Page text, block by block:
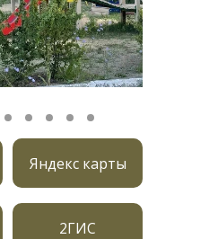
Яндекс карты
2ГИС